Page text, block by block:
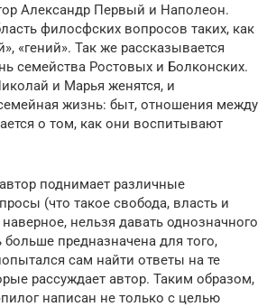
Александр Первый и Наполеон.
филосфских вопросов таких, как
«гений». Так же рассказывается
семейства Ростовых и Болконских.
и Марья женятся, и
жизнь: быт, отношения между
о том, как они воспитывают
поднимает различные
(что такое свобода, власть и
нельзя давать однозначного
больше предназначена для того,
сам найти ответы на те
рассуждает автор. Таким образом,
написан не только с целью